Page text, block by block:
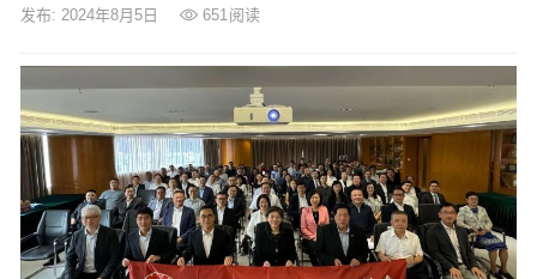
发布: 2024年8月5日 651阅读